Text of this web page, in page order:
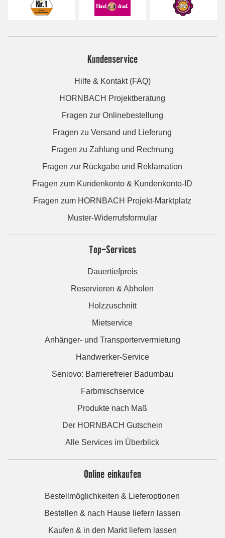
Kundenservice
Hilfe & Kontakt (FAQ)
HORNBACH Projektberatung
Fragen zur Onlinebestellung
Fragen zu Versand und Lieferung
Fragen zu Zahlung und Rechnung
Fragen zur Rückgabe und Reklamation
Fragen zum Kundenkonto & Kundenkonto-ID
Fragen zum HORNBACH Projekt-Marktplatz
Muster-Widerrufsformular
Top-Services
Dauertiefpreis
Reservieren & Abholen
Holzzuschnitt
Mietservice
Anhänger- und Transportervermietung
Handwerker-Service
Seniovo: Barrierefreier Badumbau
Farbmischservice
Produkte nach Maß
Der HORNBACH Gutschein
Alle Services im Überblick
Online einkaufen
Bestellmöglichkeiten & Lieferoptionen
Bestellen & nach Hause liefern lassen
Kaufen & in den Markt liefern lassen